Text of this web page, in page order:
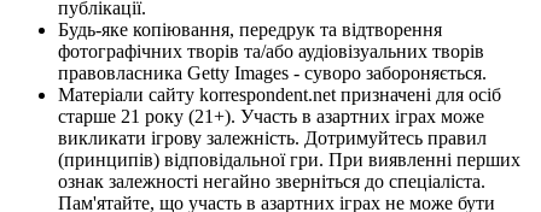
публікації.
Будь-яке копіювання, передрук та відтворення
фотографічних творів та/або аудіовізуальних творів
правовласника Getty Images - суворо забороняється.
Матеріали сайту korrespondent.net призначені для осіб
старше 21 року (21+). Участь в азартних іграх може
викликати ігрову залежність. Дотримуйтесь правил
(принципів) відповідальної гри. При виявленні перших
ознак залежності негайно зверніться до спеціаліста.
Пам'ятайте, що участь в азартних іграх не може бути